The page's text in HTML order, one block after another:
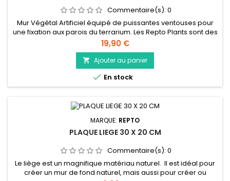
Commentaire(s): 0
Mur Végétal Artificiel équipé de puissantes ventouses pour
une fixation aux parois du terrarium. Les Repto Plants sont des
répliques réalistes de vraies plantes et offrent une cachette
naturelle pour les reptiles et les amphibiens, sont faciles à
nettoyer et à entretenir, et peuvent être utilisées en
combinaison avec de vraies plantes.
Prix
19,90 €
 Ajouter au panier
 En stock
MARQUE: REPTO
PLAQUE LIEGE 30 X 20 CM
Commentaire(s): 0
Le liège est un magnifique matériau naturel. Il est idéal pour
créer un mur de fond naturel, mais aussi pour créer ou